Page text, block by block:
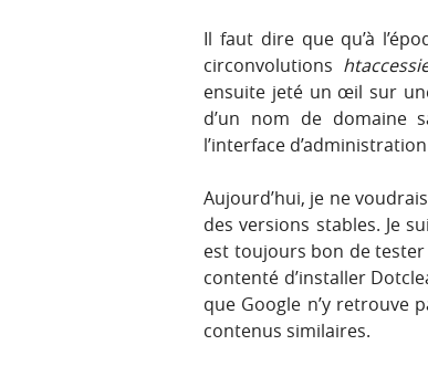
Il faut dire que qu’à
circonvolutions
ensuite jeté un œil sur
d’un nom de domaine
l’interface
Aujourd’hui, je ne
des versions stables. Je
est toujours bon de
contenté d’installer
que Google n’y retrouve
contenus similaires.